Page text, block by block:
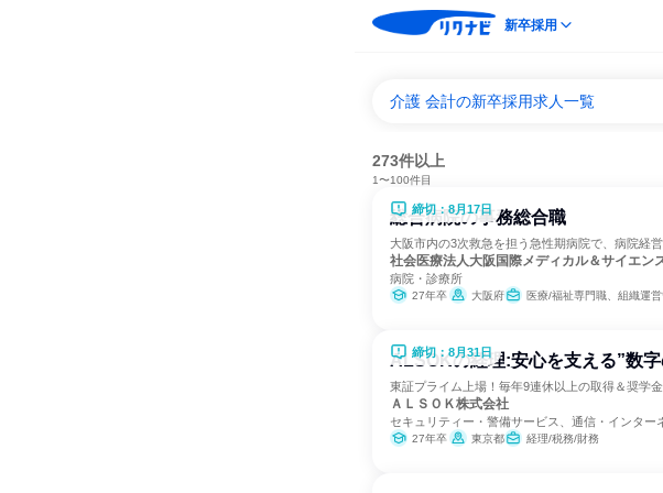
新卒採用
介護 会計の新卒採用求人一覧
273件以上
1〜100件目
締切：8月17日
総合病院の事務総合職
大阪市内の3次救急を担う急性期病院で、病院経
社会医療法人大阪国際メディカル＆サイエン
病院・診療所
27年卒 大阪府 医療/福祉専門職、組織運
締切：8月31日
ALSOKの経理:安心を支える”数
東証プライム上場！毎年9連休以上の取得＆奨学
ＡＬＳＯＫ株式会社
セキュリティー・警備サービス、通信・インター
27年卒 東京都 経理/税務/財務